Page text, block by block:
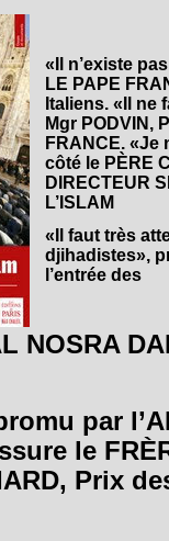
«Il n’existe
LE PAPE
Italiens. «Il ne
Mgr PODVIN,
FRANCE. «Je
côté le PÈRE
DIRECTEUR
L’ISLAM
«Il faut très
djihadistes»,
l’entrée des
NOSRA
par
le
Prix